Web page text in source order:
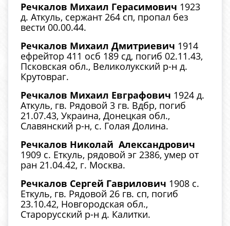
Речкалов Михаил Герасимович 1923
д. Аткуль, сержант 264 сп, пропал без
вести 00.00.44.
Речкалов Михаил Дмитриевич 1914
ефрейтор 411 осб 189 сд, погиб 02.11.43,
Псковская обл., Великолукский р-н д.
Крутовраг.
Речкалов Михаил Евграфович 1924 д.
Аткуль, гв. Рядовой 3 гв. Вдбр, погиб
21.07.43, Украина, Донецкая обл.,
Славянский р-н, с. Голая Долина.
Речкалов Николай Александрович
1909 с. Еткуль, рядовой эг 2386, умер от
ран 21.04.42, г. Москва.
Речкалов Сергей Гаврилович 1908 с.
Еткуль, гв. Рядовой 26 гв. сп, погиб
23.10.42, Новгородская обл.,
Старорусский р-н д. Калитки.